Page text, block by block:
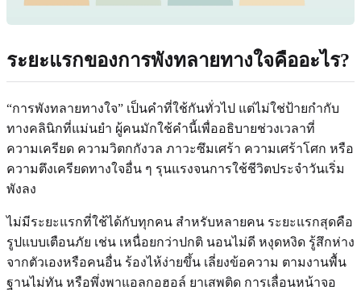
ระยะแรกของการพังทลายทางใจคืออะไร?
“การพังทลายทางใจ” เป็นคำที่ใช้กันทั่วไป แต่ไม่ใช่ป้ายกำกับ
ทางคลินิกที่แม่นยำ ผู้คนมักใช้คำนี้เพื่ออธิบายช่วงเวลาที่
ความเครียด ความวิตกกังวล ภาวะซึมเศร้า ความเศร้าโศก หรือ
ความตึงเครียดทางใจอื่น ๆ รุนแรงจนการใช้ชีวิตประจำวันเริ่ม
พังลง
ไม่มีระยะแรกที่ใช้ได้กับทุกคน สำหรับหลายคน ระยะแรกสุดคือ
รูปแบบเตือนภัย เช่น เหนื่อยกว่าปกติ นอนไม่ดี หงุดหงิด รู้สึกห่าง
จากตัวเองหรือคนอื่น ร้องไห้ง่ายขึ้น เลี่ยงข้อความ ตามงานพื้น
ฐานไม่ทัน หรือพึ่งพาแอลกอฮอล์ ยาเสพติด การเลื่อนหน้าจอ